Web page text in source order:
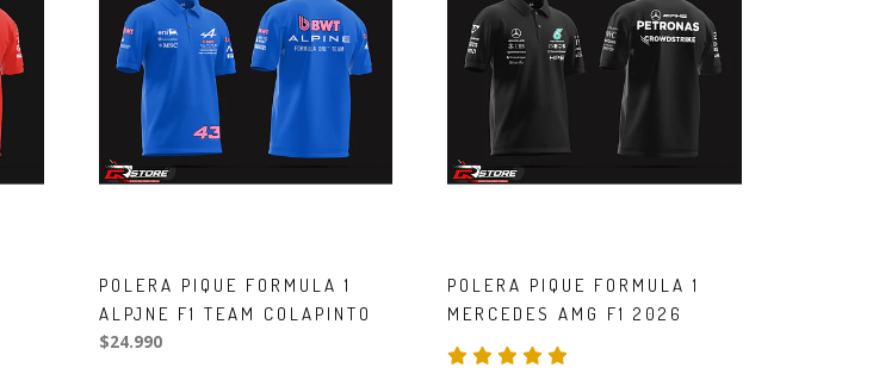
POLERA PIQUE FORMULA 1
ALPJNE F1 TEAM COLAPINTO
$24.990
POLERA PIQUE FORMULA 1
MERCEDES AMG F1 2026